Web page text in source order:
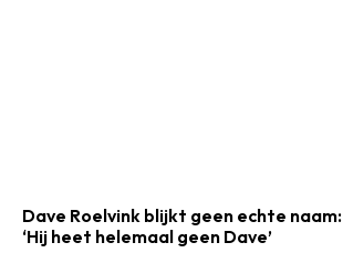
Dave Roelvink blijkt geen echte naam:
‘Hij heet helemaal geen Dave’